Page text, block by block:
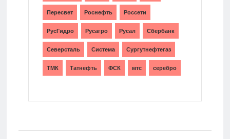
Пересвет Роснефть Россети
РусГидро Русагро Русал Сбербанк
Северсталь Система Сургутнефтегаз
ТМК Татнефть ФСК мтс серебро